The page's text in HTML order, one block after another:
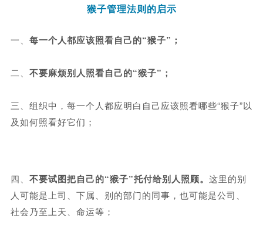
猴子管理法则的启示
一、 每一个人都应该照看自己的“猴子”；
二、 不要麻烦别人照看自己的“猴子”；
三、组织中，每一个人都应明白自己应该照看哪些“猴子”以
及如何照看好它们；
四、 不要试图把自己的“猴子”托付给别人照顾。 这里的别
人可能是上司、下属、别的部门的同事，也可能是公司、
社会乃至上天、命运等；